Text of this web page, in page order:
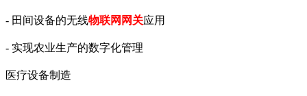
- 田间设备的无线物联网网关应用
- 实现农业生产的数字化管理
医疗设备制造